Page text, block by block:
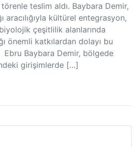
teslim aldı. Baybara Demir,
aracılığıyla kültürel entegrasyon,
çeşitlilik alanlarında
önemli katkılardan dolayı bu
Ebru Baybara Demir, bölgede
girişimlerde […]